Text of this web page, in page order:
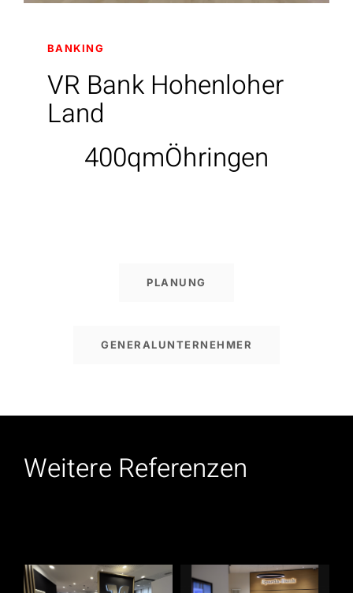
BANKING
VR Bank Hohenloher
Land
400qmÖhringen
PLANUNG
GENERALUNTERNEHMER
Weitere Referenzen